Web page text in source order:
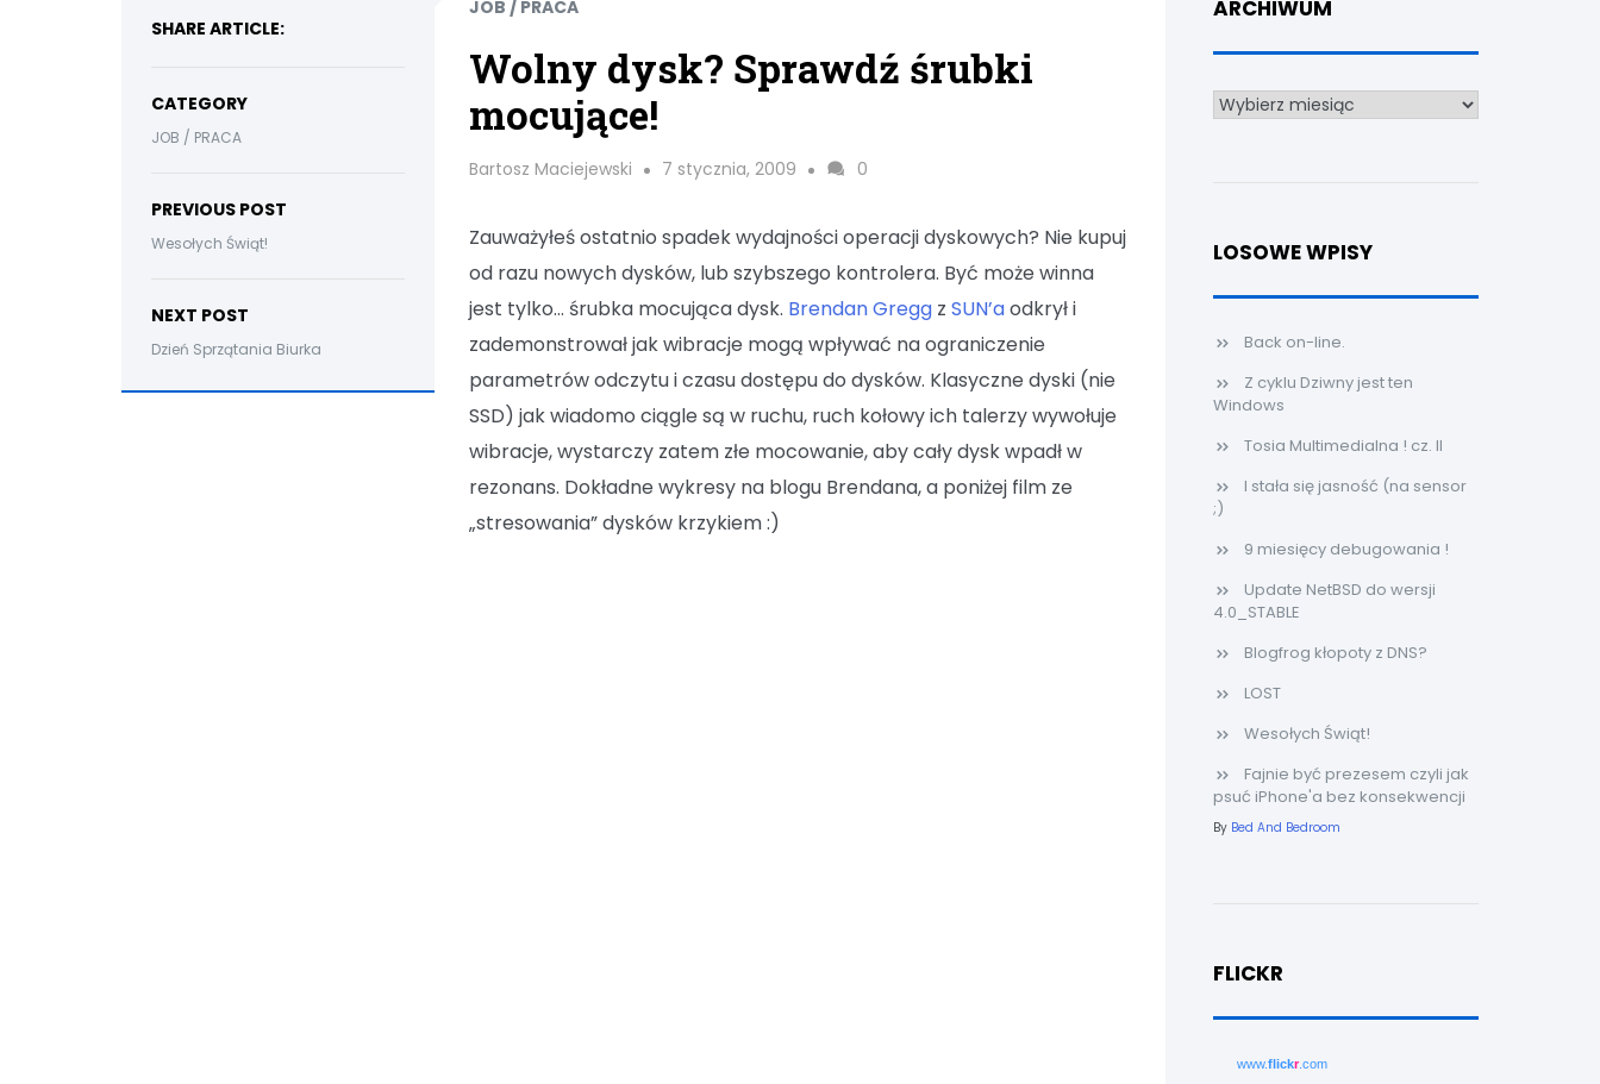
SHARE ARTICLE:
CATEGORY
JOB / PRACA
PREVIOUS POST
Wesołych Świąt!
NEXT POST
Dzień Sprzątania Biurka
JOB / PRACA
Wolny dysk? Sprawdź śrubki
mocujące!
Bartosz Maciejewski 7 stycznia, 2009 0
Zauważyłeś ostatnio spadek wydajności operacji dyskowych? Nie kupuj
od razu nowych dysków, lub szybszego kontrolera. Być może winna
jest tylko… śrubka mocująca dysk. Brendan Gregg zSUN’aodkrył i
zademonstrował jak wibracje mogą wpływać na ograniczenie
parametrów odczytu i czasu dostępu do dysków. Klasyczne dyski (nie
SSD) jak wiadomo ciągle są w ruchu, ruch kołowy ich talerzy wywołuje
wibracje, wystarczy zatem złe mocowanie, aby cały dysk wpadł w
rezonans. Dokładne wykresy na blogu Brendana, a poniżej film ze
„stresowania” dysków krzykiem :)
ARCHIWUM
Archiwum
LOSOWE WPISY
Back on-line.
Z cyklu Dziwny jest ten
Windows
Tosia Multimedialna ! cz. II
I stała się jasność (na sensor
;)
9 miesięcy debugowania !
Update NetBSD do wersji
4.0_STABLE
Blogfrog kłopoty z DNS?
LOST
Wesołych Świąt!
Fajnie być prezesem czyli jak
psuć iPhone'a bez konsekwencji
By Bed And Bedroom
FLICKR
www.flickr .com